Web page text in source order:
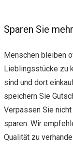
Sparen Sie
Menschen bleiben
Lieblingsstücke zu
sind und dort
speichern Sie
Verpassen Sie
sparen. Wir
Qualität zu